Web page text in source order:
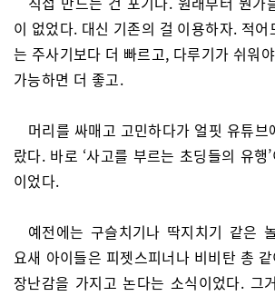
이 없었다. 대신 기존의 걸 이용하자. 적
는 주사기보다 더 빠르고, 다루기가 쉬워
가능하면 더 좋고.
머리를 싸매고 고민하다가 얼핏 유튜
랐다. 바로 ‘사고를 부르는 초딩들의 유행
이었다.
예전에는 구슬치기나 딱지치기 같은
요새 아이들은 피젯스피너나 비비탄 총
장난감을 가지고 논다는 소식이었다. 그